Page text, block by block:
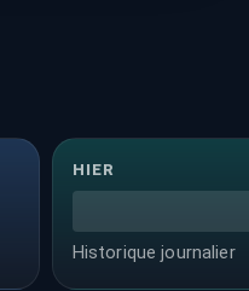
HIER
Historique journalier